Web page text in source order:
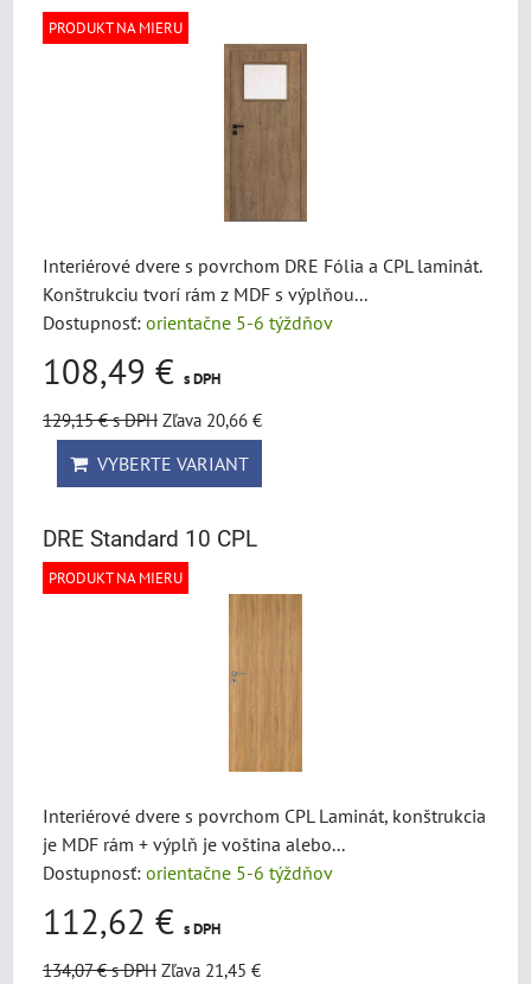
PRODUKT NA MIERU
Interiérové dvere s povrchom DRE Fólia a CPL laminát.
Konštrukciu tvorí rám z MDF s výplňou...
Dostupnosť: orientačne 5-6 týždňov
108,49 € s DPH
129,15 €s DPH Zľava 20,66 €
VYBERTE VARIANT
DRE Standard 10 CPL
PRODUKT NA MIERU
Interiérové dvere s povrchom CPL Laminát, konštrukcia
je MDF rám + výplň je voština alebo...
Dostupnosť: orientačne 5-6 týždňov
112,62 € s DPH
134,07 €s DPH Zľava 21,45 €